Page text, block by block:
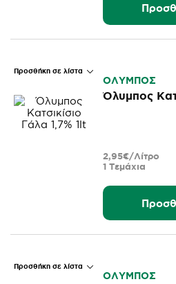
Προσθήκη σε λίστα
ΟΛΥΜΠΟΣ
Όλυμπος
1 Τεμάχια
2,95€/Λίτρο
Προσθήκη σε λίστα
ΟΛΥΜΠΟΣ